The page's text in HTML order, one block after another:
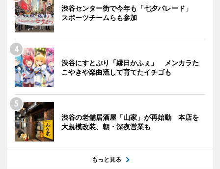
渋谷センター街で今年も「七夕パレード」
スポーツチームらも参加
渋谷にすとぷり「縁日かふぇ」 メンカラた
こやきや楽曲流して育てたイチゴも
渋谷の老舗居酒屋「山家」が再始動 本店を
大規模改装、朝・深夜営業も
もっと見る